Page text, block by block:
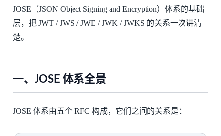
JOSE（JSON Object Signing and Encryption）体系的基础
层，把 JWT / JWS / JWE / JWK / JWKS 的关系一次讲清
楚。
一、JOSE 体系全景
JOSE 体系由五个 RFC 构成，它们之间的关系是：